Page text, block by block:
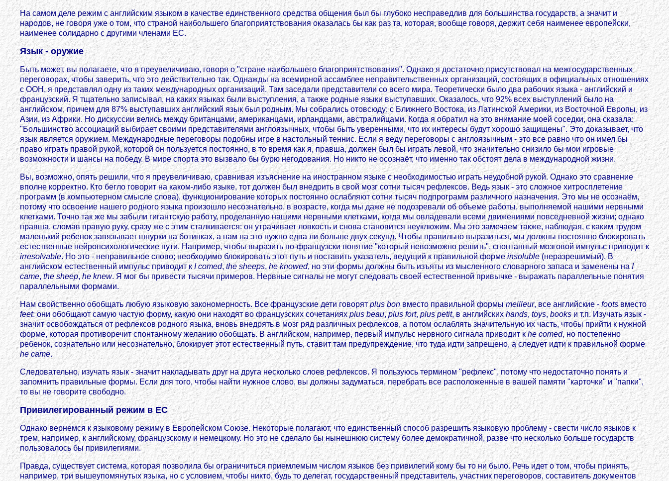
На самом деле режим с английским языком в качестве единственного средства общения был бы глубоко несправедлив для большинства государств, а значит и
народов, не говоря уже о том, что страной наибольшего благоприятствования оказалась бы как раз та, которая, вообще говоря, держит себя наименее европейски,
наименее солидарно с другими членами ЕС.
Язык - оружие
Быть может, вы полагаете, что я преувеличиваю, говоря о "стране наибольшего благоприятствования". Однако я достаточно присутствовал на межгосударственных
переговорах, чтобы заверить, что это действительно так. Однажды на всемирной ассамблее неправительственных организаций, состоящих в официальных отношениях
с ООН, я представлял одну из таких международных организаций. Там заседали представители со всего мира. Теоретически было два рабочих языка - английский и
французский. Я тщательно записывал, на каких языках были выступления, а также родные языки выступавших. Оказалось, что 92% всех выступлений было на
английском, причем для 87% выступавших английский язык был родным. Мы собрались отовсюду: с Ближнего Востока, из Латинской Америки, из Восточной Европы, из
Азии, из Африки. Но дискуссии велись между британцами, американцами, ирландцами, австралийцами. Когда я обратил на это внимание моей соседки, она сказала:
"Большинство ассоциаций выбирает своими представителями англоязычных, чтобы быть уверенными, что их интересы будут хорошо защищены". Это доказывает, что
язык является оружием. Международные переговоры подобны игре в настольный теннис. Если я веду переговоры с англоязычным - это все равно что он имел бы
право играть правой рукой, которой он пользуется постоянно, в то время как я, правша, должен был бы играть левой, что значительно снизило бы мои игровые
возможности и шансы на победу. В мире спорта это вызвало бы бурю негодования. Но никто не осознаёт, что именно так обстоят дела в международной жизни.
Вы, возможно, опять решили, что я преувеличиваю, сравнивая изъяснение на иностранном языке с необходимостью играть неудобной рукой. Однако это сравнение
вполне корректно. Кто бегло говорит на каком-либо языке, тот должен был внедрить в свой мозг сотни тысяч рефлексов. Ведь язык - это сложное хитросплетение
программ (в компьютерном смысле слова), функционирование которых постоянно ослабляют сотни тысяч подпрограмм различного назначения. Это мы не осознаём,
потому что освоение нашего родного языка произошло несознательно, в возрасте, когда мы даже не подозревали об объеме работы, выполняемой нашими нервными
клетками. Точно так же мы забыли гигантскую работу, проделанную нашими нервными клетками, когда мы овладевали всеми движениями повседневной жизни; однако
правша, сломав правую руку, сразу же с этим сталкивается: он утрачивает ловкость и снова становится неуклюжим. Мы это замечаем также, наблюдая, с каким трудом
маленький ребенок завязывает шнурки на ботинках, а нам на это нужно едва ли больше двух секунд. Чтобы правильно выразиться, мы должны постоянно блокировать
естественные нейропсихологические пути. Например, чтобы выразить по-французски понятие "который невозможно решить", спонтанный мозговой импульс приводит к
irresolvable. Но это - неправильное слово; необходимо блокировать этот путь и поставить указатель, ведущий к правильной формеinsoluble(неразрешимый). В
английском естественный импульс приводит кI comed,the sheeps, he knowed, но эти формы должны быть изъяты из мысленного словарного запаса и заменены наI
came,the sheep,he knew. Я мог бы привести тысячи примеров. Нервные сигналы не могут следовать своей естественной привычке - выражать параллельные понятия
параллельными формами.
Нам свойственно обобщать любую языковую закономерность. Все французские дети говорятplus bonвместо правильной формыmeilleur, все английские -footsвместо
feet: они обобщают самую частую форму, какую они находят во французских сочетаниях plus beau,plus fort, plus petit, в английскихhands,toys,booksи т.п. Изучать язык -
значит освобождаться от рефлексов родного языка, вновь внедрять в мозг ряд различных рефлексов, а потом ослаблять значительную их часть, чтобы прийти к нужной
форме, которая противоречит спонтанному желанию обобщать. В английском, например, первый импульс нервного сигнала приводит кhe comed, но постепенно
ребенок, сознательно или несознательно, блокирует этот естественный путь, ставит там предупреждение, что туда идти запрещено, а следует идти к правильной форме
he came.
Следовательно, изучать язык - значит накладывать друг на друга несколько слоев рефлексов. Я пользуюсь термином "рефлекс", потому что недостаточно понять и
запомнить правильные формы. Если для того, чтобы найти нужное слово, вы должны задуматься, перебрать все расположенные в вашей памяти "карточки" и "папки",
то вы не говорите свободно.
Привилегированный режим в ЕС
Однако вернемся к языковому режиму в Европейском Союзе. Некоторые полагают, что единственный способ разрешить языковую проблему - свести число языков к
трем, например, к английскому, французскому и немецкому. Но это не сделало бы нынешнюю систему более демократичной, разве что несколько больше государств
пользовалось бы привилегиями.
Правда, существует система, которая позволила бы ограничиться приемлемым числом языков без привилегий кому бы то ни было. Речь идет о том, чтобы принять,
например, три вышеупомянутых языка, но с условием, чтобы никто, будь то делегат, государственный представитель, участник переговоров, составитель документов